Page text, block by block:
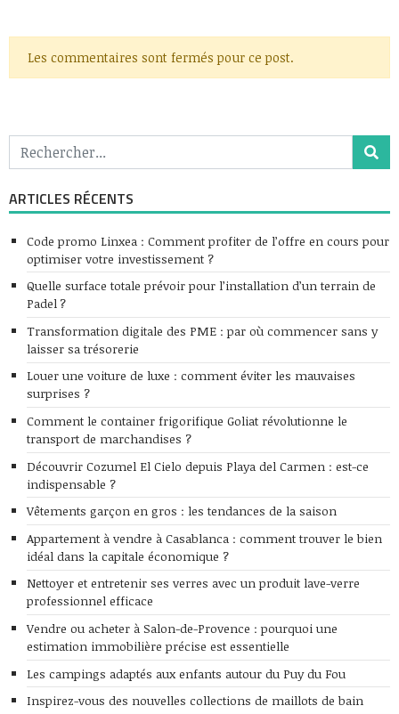
Les commentaires sont fermés pour ce post.
ARTICLES RÉCENTS
Code promo Linxea : Comment profiter de l’offre en cours pour
optimiser votre investissement ?
Quelle surface totale prévoir pour l’installation d’un terrain de
Padel ?
Transformation digitale des PME : par où commencer sans y
laisser sa trésorerie
Louer une voiture de luxe : comment éviter les mauvaises
surprises ?
Comment le container frigorifique Goliat révolutionne le
transport de marchandises ?
Découvrir Cozumel El Cielo depuis Playa del Carmen : est-ce
indispensable ?
Vêtements garçon en gros : les tendances de la saison
Appartement à vendre à Casablanca : comment trouver le bien
idéal dans la capitale économique ?
Nettoyer et entretenir ses verres avec un produit lave-verre
professionnel efficace
Vendre ou acheter à Salon-de-Provence : pourquoi une
estimation immobilière précise est essentielle
Les campings adaptés aux enfants autour du Puy du Fou
Inspirez-vous des nouvelles collections de maillots de bain